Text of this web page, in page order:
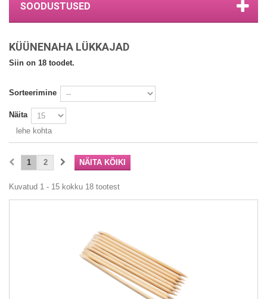
SOODUSTUSED
KÜÜNENAHA LÜKKAJAD
Siin on 18 toodet.
Sorteerimine
Näita
lehe kohta
NÄITA KÕIKI
1 2
Kuvatud 1 - 15 kokku 18 tootest